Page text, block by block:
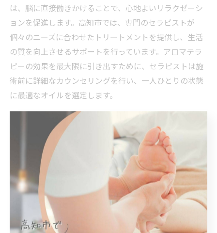
は、脳に直接働きかけることで、心地よいリラクゼーシ
ョンを促進します。高知市では、専門のセラピストが
個々のニーズに合わせたトリートメントを提供し、生活
の質を向上させるサポートを行っています。アロマテラ
ピーの効果を最大限に引き出すために、セラピストは施
術前に詳細なカウンセリングを行い、一人ひとりの状態
に最適なオイルを選定します。
高知市アロマテラピーの心地よさを堪能
高知市では、アロマテラピーを通じて心地よいリラクゼ
ーションを体感することができます。地元の自然豊かな
環境から得られるエッセンシャルオイルは、リラクゼー
ション効果を高めると共に、心身の調和を促します。多
くの人々が日常生活で抱えるストレスを軽減し、心身の
健康を保つためにアロマテラピーを取り入れています。
特に、アロマの香りは心を落ち着かせ、リラックスした